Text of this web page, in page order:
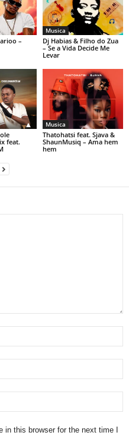
–
Musica
Dj Habias & Filho do Zua
– Se a Vida Decide Me
Levar
feat.
Musica
Thatohatsi feat. Sjava &
ShaunMusiq – Ama hem
hem
this browser for the next time I